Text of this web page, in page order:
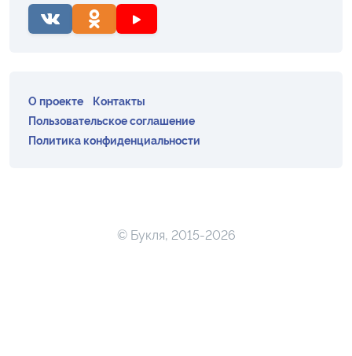
О проекте
Контакты
Пользовательское соглашение
Политика конфиденциальности
© Букля, 2015-2026